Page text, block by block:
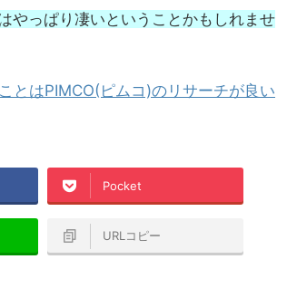
やっぱり凄いということかもしれませ
とはPIMCO(ピムコ)のリサーチが良い
Pocket
URLコピー